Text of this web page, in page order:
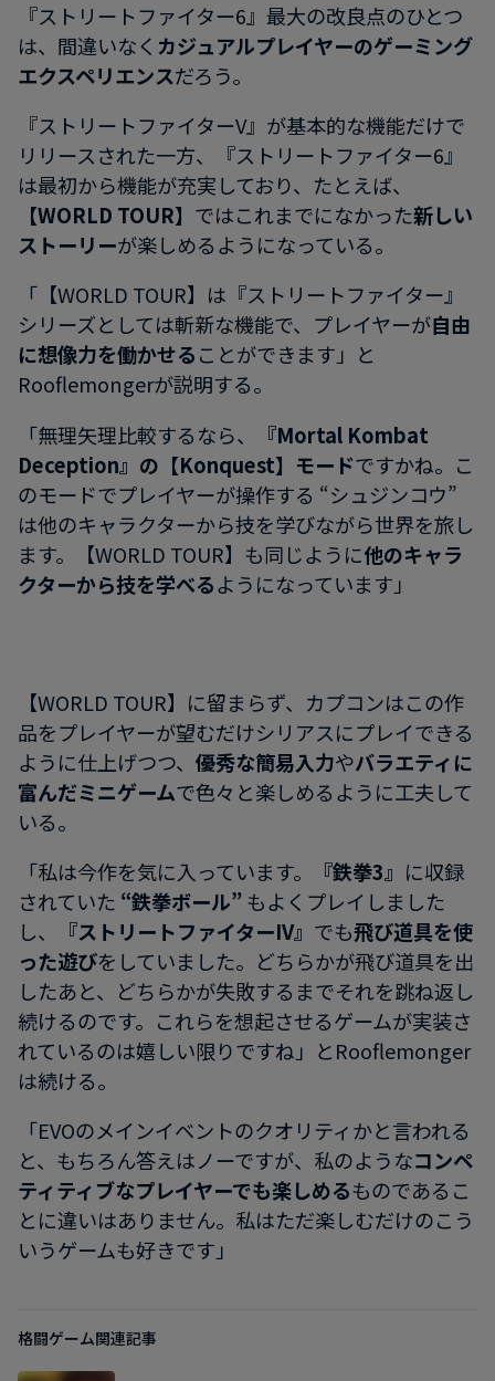
『ストリートファイター6』最大の改良点のひとつ
は、間違いなく カジュアルプレイヤーのゲーミング
エクスペリエンスだろう。
『ストリートファイターV』が基本的な機能だけで
リリースされた一方、『ストリートファイター6』
は最初から機能が充実しており、たとえば、
【WORLD TOUR】 ではこれまでになかった新しい
ストーリーが楽しめるようになっている。
「【WORLD TOUR】は『ストリートファイター』
シリーズとしては斬新な機能で、プレイヤーが自由
に想像力を働かせることができます」と
Rooflemongerが説明する。
「無理矢理比較するなら、
『Mortal Kombat
Deception』の【Konquest】モードですかね。こ
のモードでプレイヤーが操作する “シュジンコウ”
は他のキャラクターから技を学びながら世界を旅し
ます。【WORLD TOUR】も同じように他のキャラ
クターから技を学べるようになっています」
【WORLD TOUR】に留まらず、カプコンはこの作
品をプレイヤーが望むだけシリアスにプレイできる
ように仕上げつつ、 優秀な簡易入力やバラエティに
富んだミニゲームで色々と楽しめるように工夫して
いる。
「私は今作を気に入っています。
『鉄拳3』 に収録
されていた “鉄拳ボール”もよくプレイしました
し、
『ストリートファイターIV』 でも飛び道具を使
った遊びをしていました。どちらかが飛び道具を出
したあと、どちらかが失敗するまでそれを跳ね返し
続けるのです。これらを想起させるゲームが実装さ
れているのは嬉しい限りですね」とRooflemonger
は続ける。
「EVOのメインイベントのクオリティかと言われる
と、もちろん答えはノーですが、私のようなコンペ
ティティブなプレイヤーでも楽しめるものであるこ
とに違いはありません。私はただ楽しむだけのこう
いうゲームも好きです」
格闘ゲーム関連記事